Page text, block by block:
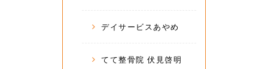
デイサービスあやめ
てて整骨院 伏見啓明